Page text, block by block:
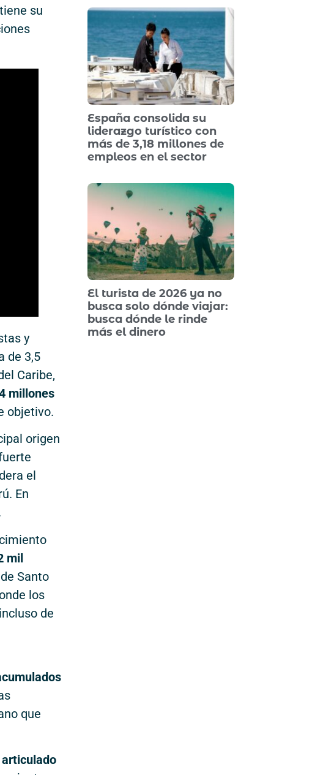
su
y
de 3,5
Caribe,
millones
objetivo.
origen
el
En
mil
Santo
los
de
que
España consolida su
liderazgo turístico con
más de 3,18 millones de
empleos en el sector
El turista de 2026 ya no
busca solo dónde viajar:
busca dónde le rinde
más el dinero